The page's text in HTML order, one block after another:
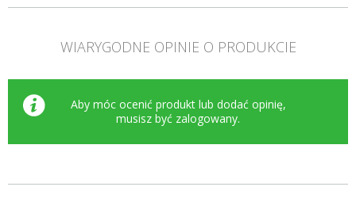
WIARYGODNE OPINIE O PRODUKCIE
Aby móc ocenić produkt lub dodać opinię,
musisz być zalogowany.